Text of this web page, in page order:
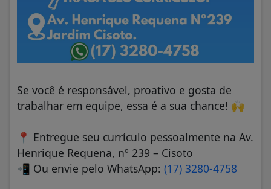
Se você é responsável, proativo e gosta de
trabalhar em equipe, essa é a sua chance! 🙌
📍 Entregue seu currículo pessoalmente na Av.
Henrique Requena, nº 239 – Cisoto
📲 Ou envie pelo WhatsApp: (17) 3280-4758